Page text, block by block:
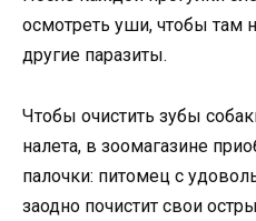
осмотреть уши, чтобы там
другие паразиты.
Чтобы очистить зубы
налета, в зоомагазине
палочки: питомец с
заодно почистит свои